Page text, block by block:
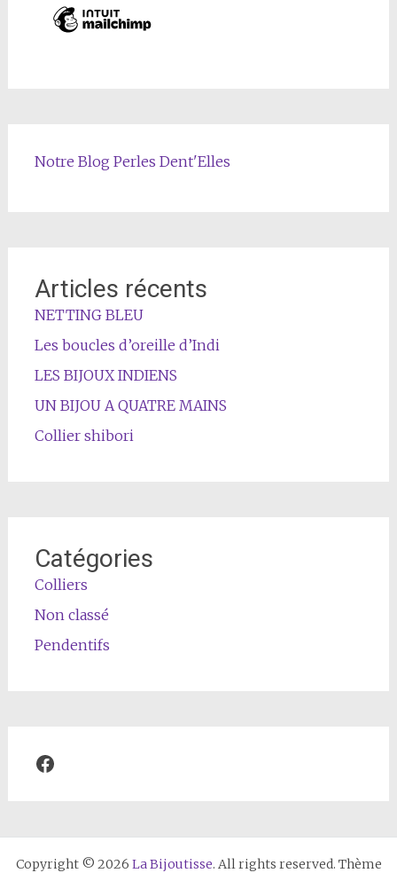
Notre Blog Perles Dent'Elles
Articles récents
NETTING BLEU
Les boucles d’oreille d’Indi
LES BIJOUX INDIENS
UN BIJOU A QUATRE MAINS
Collier shibori
Catégories
Colliers
Non classé
Pendentifs
Facebook
Copyright © 2026 La Bijoutisse. All rights reserved. Thème